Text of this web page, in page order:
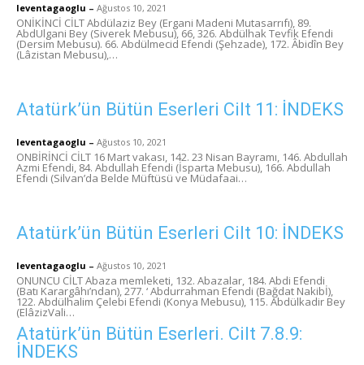
leventagaoglu – Ağustos 10, 2021
ONİKİNCİ CİLT Abdülaziz Bey (Ergani Madeni Mutasarrıfı), 89.
AbdUlgani Bey (Siverek Mebusu), 66, 326. Abdülhak Tevfik Efendi
(Dersim Mebusu). 66. Abdülmecid Efendi (Şehzade), 172. Âbidîn Bey
(Lâzistan Mebusu),…
Atatürk’ün Bütün Eserleri Cilt 11: İNDEKS
leventagaoglu – Ağustos 10, 2021
ONBİRİNCİ CİLT 16 Mart vakası, 142. 23 Nisan Bayramı, 146. Abdullah
Azmi Efendi, 84. Abdullah Efendi (İsparta Mebusu), 166. Abdullah
Efendi (Silvan’da Belde Müftüsü ve Müdafaai…
Atatürk’ün Bütün Eserleri Cilt 10: İNDEKS
leventagaoglu – Ağustos 10, 2021
ONUNCU CİLT Abaza memleketi, 132. Abazalar, 184. Abdi Efendi
(Batı Karargâhı’ndan), 277. ‘ Abdurrahman Efendi (Bağdat Nakibİ),
122. Abdülhalim Çelebi Efendi (Konya Mebusu), 115. Abdülkadir Bey
(ElâzizVali…
Atatürk’ün Bütün Eserleri. Cilt 7.8.9:
İNDEKS